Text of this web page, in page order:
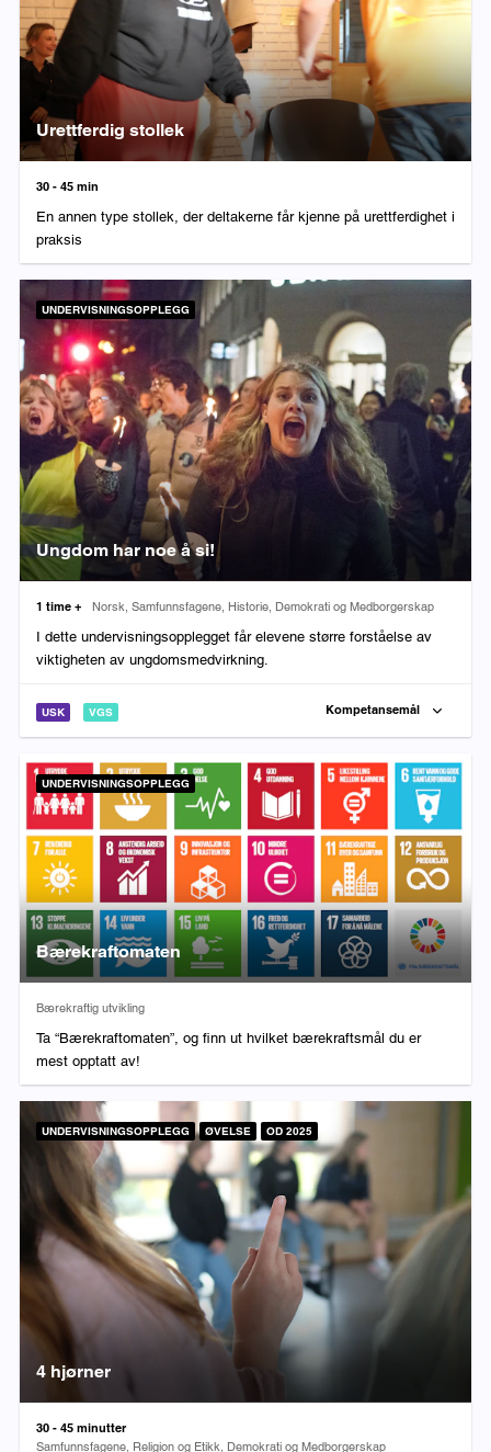
Urettferdig stollek
Varighet:
30 - 45 min
En annen type stollek, der deltakerne får kjenne på urettferdighet i
praksis
UNDERVISNINGSOPPLEGG
Ungdom har noe å si!
Varighet:
1 time + Fag:
Norsk, Samfunnsfagene, Historie, Demokrati og Medborgerskap
I dette undervisningsopplegget får elevene større forståelse av
viktigheten av ungdomsmedvirkning.
USK VGS Kompetansemål
UNDERVISNINGSOPPLEGG
Bærekraftomaten
Fag:
Bærekraftig utvikling
Ta “Bærekraftomaten”, og finn ut hvilket bærekraftsmål du er
mest opptatt av!
UNDERVISNINGSOPPLEGG ØVELSE OD 2025
4 hjørner
Varighet:
30 - 45 minutter
Fag:
Samfunnsfagene, Religion og Etikk, Demokrati og Medborgerskap